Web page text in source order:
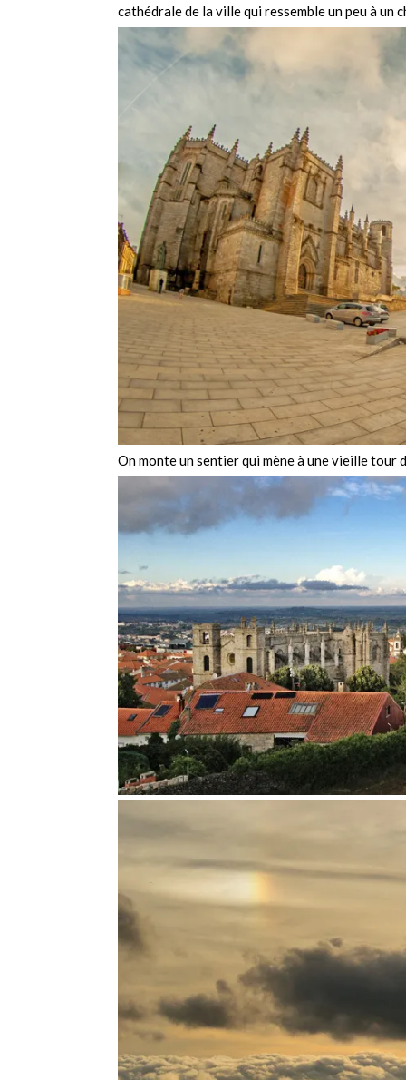
cathédrale de la ville qui ressemble un peu à un
On monte un sentier qui mène à une vieille tour